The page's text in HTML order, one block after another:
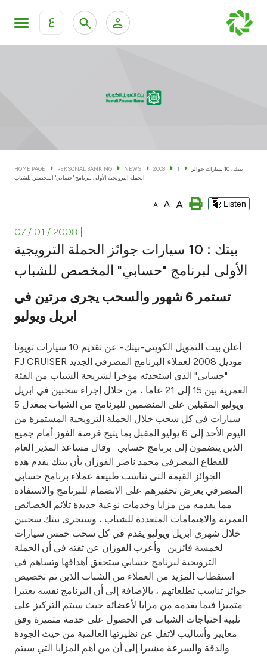
ع
KFH Online Corporate Banking Services
Cards
Banking Tiers
Investment
Tools & Services
After Sales Services
Contact us
Branch & ATM locator
Germany
Malaysia
Turkey
Egypt
UK
Kingdom of Bahrain
HOME PAGE PERSONAL BANKING NEWS 2008 1
بيتك : 10 سيارات جوائز
الحملة الترويجية الأولى لبرنامج "حسابي" المخصص للشباب
A A A Listen
07 / 01 / 2008
بيتك : 10 سيارات جوائز الحملة الترويجية
الأولى لبرنامج "حسابي" المخصص للشباب
تستمر 6 شهور والسحب يجرى مرتين في
ابريل ويوليو
أعلن بيت التمويل الكويتي-بيتك- عن تقديم 10 سيارات تويوتا
FJ CRUISER موديل 2008 لعملاء البرنامج المصرفي الجديد
"حسابي" الذي استحدثه مؤخرا لشريحة الشباب من الفئة
العمرية بين 15 إلى 21 عاما ، من خلال إجراء سحبين في ابريل
ويوليو المقبلين على المنضمين للبرنامج من الشباب بمعدل 5
سيارات في كل سحب خلال الحملة الترويجية المستمرة من
اليوم الأحد إلى 6 يوليو المقبل بما يتيح فرصة الفوز أمام جميع
الذين ينضمون إلى برنامج حسابي . وقال مساعد المدير العام
للقطاع المصرفي محمد ناصر الفوزان بأن بيتك يقدم هذه
الجوائز القيمة التى تناسب طبيعة عملاء برنامج حسابي
المصرفي بغرض تحفيزهم على الانضمام للبرنامج والاستفادة
مما يقدمه من مزايا وخدمات نوعية جديدة تلائم الخصائص
العمرية والاهتمامات المتعددة للشباب ، وسيجرى بيتك سحبين
خلال شهري ابريل ويوليو يقدم في كل سحب خمس سيارات
لخمسة فائزين . وأعرب الفوزان عن ثقته في أن الحملة
الترويجية لبرنامج حسابي ستحقق أهدافها وتساهم في
استقطاب المزيد من العملاء من الشباب الذين تم تخصيص
جوائز تناسب تطلعاتهم ، بالإضافة إلى أن البرنامج نفسه يعتبرا
متميزا فيما يقدمه من مزايا لأعضائه حيث سيتم التركيز على
تلبية احتياجات الشباب في الحصول على خدمة متميزة وفق
معايير وأساليب لاتقل عن نظيرتها العالمية من حيث الجودة
والدقة والسرعة مشيرا إلى أن من أهم المزايا التي سيتم